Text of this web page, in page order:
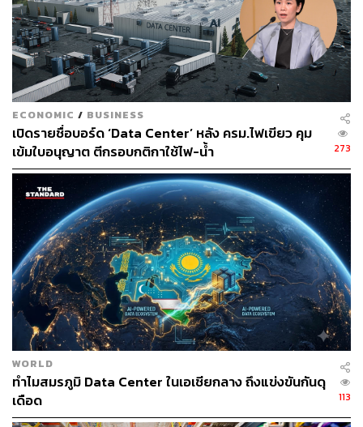
310
ABOUT THE AUTHOR
ศนิชา ละครพล
THE STANDARD WEALTH Editor
ECONOMIC / BUSINESS
เปิดรายชื่อบอร์ด ‘Data Center’ หลัง ครม.ไฟเขียว คุม
เข้มใบอนุญาต ตีกรอบกติกาใช้ไฟ-น้ำ
273
WORLD
ทำไมสมรภูมิ Data Center ในเอเชียกลาง ถึงแข่งขันกันดุ
เดือด
113